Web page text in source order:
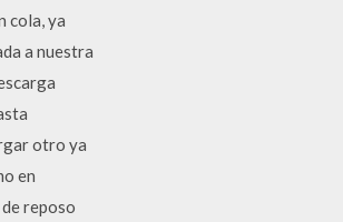
cola, ya
a nuestra
otro ya
en
reposo